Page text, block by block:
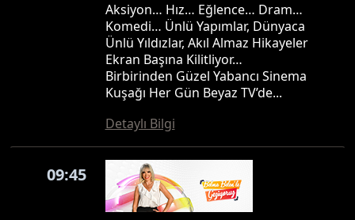
Aksiyon… Hız… Eğlence… Dram…
Komedi… Ünlü Yapımlar, Dünyaca
Ünlü Yıldızlar, Akıl Almaz Hikayeler
Ekran Başına Kilitliyor…
Birbirinden Güzel Yabancı Sinema
Kuşağı Her Gün Beyaz TV’de...
Detaylı Bilgi
09:45